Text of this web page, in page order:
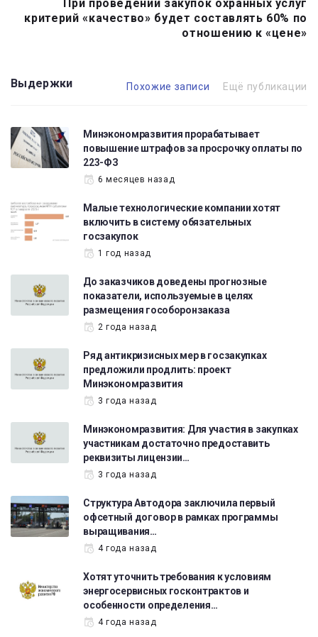
При проведении закупок охранных услуг
критерий «качество» будет составлять 60% по
отношению к «цене»
Выдержки Похожие записи Ещё публикации
Минэкономразвития прорабатывает
повышение штрафов за просрочку оплаты по
223-ФЗ
6 месяцев назад
Малые технологические компании хотят
включить в систему обязательных
госзакупок
1 год назад
До заказчиков доведены прогнозные
показатели, используемые в целях
размещения гособоронзаказа
2 года назад
Ряд антикризисных мер в госзакупках
предложили продлить: проект
Минэкономразвития
3 года назад
Минэкономразвития: Для участия в закупках
участникам достаточно предоставить
реквизиты лицензии…
3 года назад
Структура Автодора заключила первый
офсетный договор в рамках программы
выращивания…
4 года назад
Хотят уточнить требования к условиям
энергосервисных госконтрактов и
особенности определения…
4 года назад